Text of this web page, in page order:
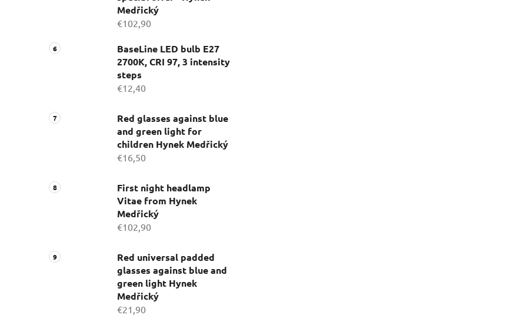
Medřický
€102,90
BaseLine LED bulb E27
2700K, CRI 97, 3 intensity
steps
€12,40
Red glasses against blue
and green light for
children Hynek Medřický
€16,50
First night headlamp
Vitae from Hynek
Medřický
€102,90
Red universal padded
glasses against blue and
green light Hynek
Medřický
€21,90